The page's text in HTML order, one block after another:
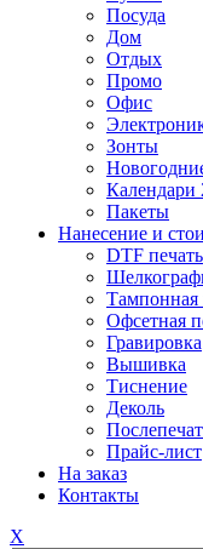
Посуда
Дом
Отдых
Промо
Офис
Зонты
Календари
Пакеты
Нанесение и
DTF печать
Тампонная
Офсетная
Гравировка
Вышивка
Тиснение
Деколь
Прайс-лист
На заказ
Контакты
Х